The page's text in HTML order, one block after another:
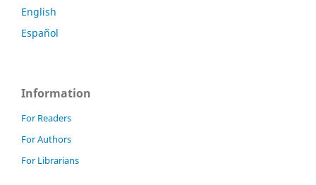
English
Español
Information
For Readers
For Authors
For Librarians